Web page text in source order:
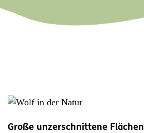
Große unzerschnittene Flächen